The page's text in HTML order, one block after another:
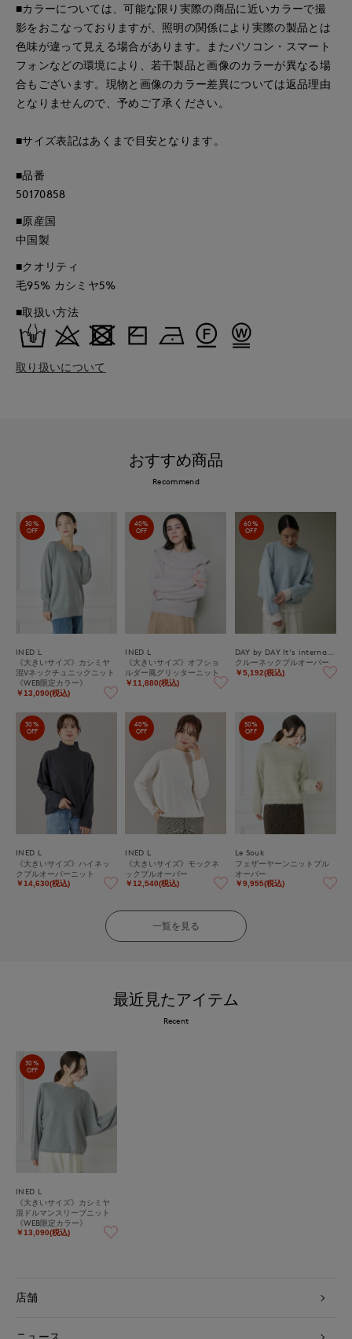
■カラーについては、可能な限り実際の商品に近いカラーで撮
影をおこなっておりますが、照明の関係により実際の製品とは
色味が違って見える場合があります。またパソコン・スマート
フォンなどの環境により、若干製品と画像のカラーが異なる場
合もございます。現物と画像のカラー差異については返品理由
となりませんので、予めご了承ください。
■サイズ表記はあくまで目安となります。
■品番
50170858
■原産国
中国製
■クオリティ
毛95% カシミヤ5%
■取扱い方法
取り扱いについて
おすすめ商品
Recommend
30%
OFF
INED L
《大きいサイズ》カシミヤ
混Vネックチュニックニット
《WEB限定カラー》
￥13,090(税込)
40%
OFF
INED L
《大きいサイズ》オフショ
ルダー風グリッターニット
￥11,880(税込)
60%
OFF
クルーネックプルオーバー
￥5,192(税込)
30%
OFF
INED L
《大きいサイズ》ハイネッ
クプルオーバーニット
￥14,630(税込)
40%
OFF
INED L
《大きいサイズ》モックネ
ックプルオーバー
￥12,540(税込)
50%
OFF
Le Souk
フェザーヤーンニットプル
オーバー
￥9,955(税込)
一覧を見る
最近見たアイテム
Recent
30%
OFF
INED L
《大きいサイズ》カシミヤ
混ドルマンスリーブニット
《WEB限定カラー》
￥13,090(税込)
店舗